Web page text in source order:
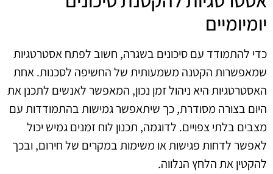
יומיומיים
כדי להתמודד עם סיכונים בשגרה, חשוב לפתח אסטרטגיות
שמאפשרות הקטנה משמעותית של החשיפה לסכנות. אחת
האסטרטגיות היא ניהול זמן נכון, המאפשר לאנשים לתכנן את
היום בצורה מסודרת, כך שיתאפשר גמישות בהתמודדות עם
מצבים בלתי צפויים. לדוגמה, תכנון לוח זמנים גמיש יכול
לאפשר לדחות פגישות או משימות במקרים של חירום, ובכך
להקטין את הלחץ הנלווה.